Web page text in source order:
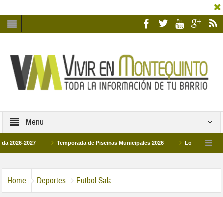
Menu
Temporada de Piscinas Municipales 2026 Los Campus de
Home Deportes Futbol Sala